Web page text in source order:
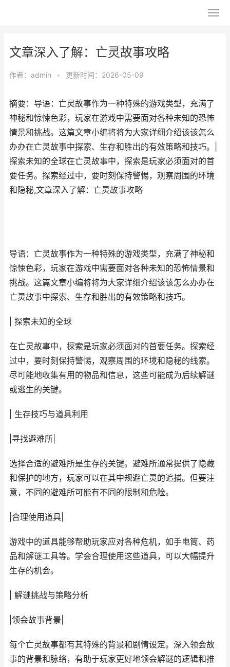
文章深入了解：亡灵故事攻略
作者： admin • 更新时间：2026-05-09
摘要：导语：亡灵故事作为一种特殊的游戏类型，充满了
神秘和惊悚色彩，玩家在游戏中需要面对各种未知的恐怖
情景和挑战。这篇文章小编将将为大家详细介绍该该怎么
办办在亡灵故事中探索、生存和胜出的有效策略和技巧。|
探索未知的全球在亡灵故事中，探索是玩家必须面对的首
要任务。探索经过中，要时刻保持警惕，观察周围的环境
和隐秘,文章深入了解：亡灵故事攻略
导语：亡灵故事作为一种特殊的游戏类型，充满了神秘和
惊悚色彩，玩家在游戏中需要面对各种未知的恐怖情景和
挑战。这篇文章小编将将为大家详细介绍该该怎么办办在
亡灵故事中探索、生存和胜出的有效策略和技巧。
| 探索未知的全球
在亡灵故事中，探索是玩家必须面对的首要任务。探索经
过中，要时刻保持警惕，观察周围的环境和隐秘的线索。
尽可能地收集有用的物品和信息，这些可能成为后续解谜
或逃生的关键。
| 生存技巧与道具利用
|寻找避难所|
选择合适的避难所是生存的关键。避难所通常提供了隐藏
和保护的地方，玩家可以在其中规避亡灵的追捕。但要注
意，不同的避难所可能有不同的限制和危险。
|合理使用道具|
游戏中的道具能够帮助玩家应对各种危机，如手电筒、药
品和解谜工具等。学会合理使用这些道具，可以大幅提升
生存的机会。
| 解谜挑战与策略分析
|领会故事背景|
每个亡灵故事都有其特殊的背景和剧情设定。深入领会故
事的背景和脉络，有助于玩家更好地领会解谜的逻辑和推